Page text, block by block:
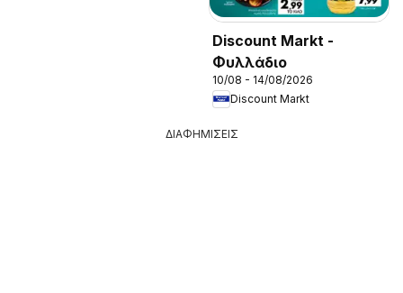
Discount Markt -
Φυλλάδιο
10/08 - 14/08/2026
Discount Markt
ΔΙΑΦΗΜΙΣΕΙΣ